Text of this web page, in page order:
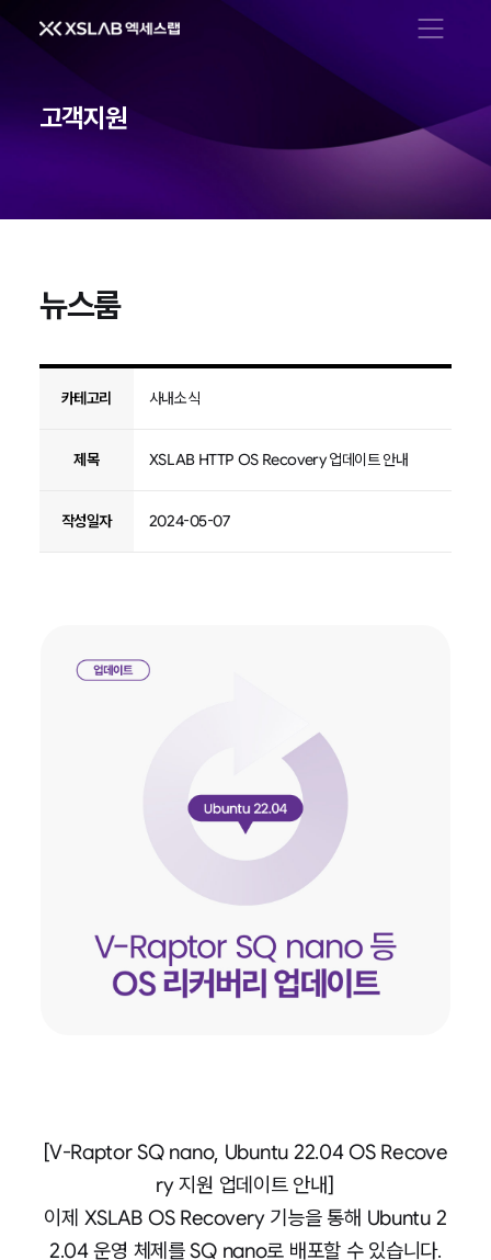
메뉴 열기
고객지원
뉴스룸
카테고리 사내소식
제목 XSLAB HTTP OS Recovery 업데이트 안내
작성일자 2024-05-07
[V-Raptor SQ nano, Ubuntu 22.04 OS Recove
ry 지원 업데이트 안내]
이제 XSLAB OS Recovery 기능을 통해 Ubuntu 2
2.04 운영 체제를 SQ nano로 배포할 수 있습니다.